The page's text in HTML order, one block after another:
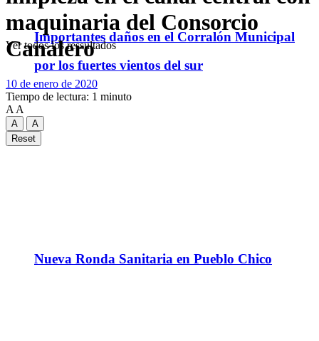
Importantes daños en el Corralón Municipal
por los fuertes vientos del sur
Nueva Ronda Sanitaria en Pueblo Chico
Ver todos los ressultados
maquinaria del Consorcio
Canalero
10 de enero de 2020
Tiempo de lectura: 1 minuto
A A
A
A
Reset